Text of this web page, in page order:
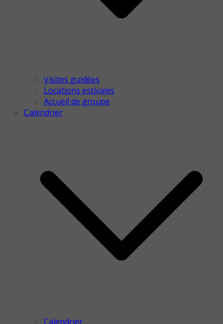
Visites guidées
Locations estivales
Accueil de groupe
Calendrier
Calendrier